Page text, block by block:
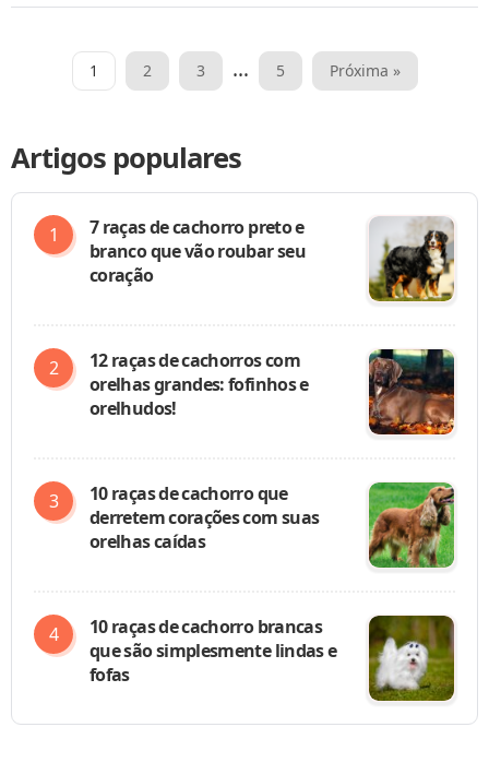
Paginação
posts
1 2 3 … 5 Próxima »
Artigos populares
7 raças de cachorro preto e
branco que vão roubar seu
coração
12 raças de cachorros com
orelhas grandes: fofinhos e
orelhudos!
10 raças de cachorro que
derretem corações com suas
orelhas caídas
10 raças de cachorro brancas
que são simplesmente lindas e
fofas